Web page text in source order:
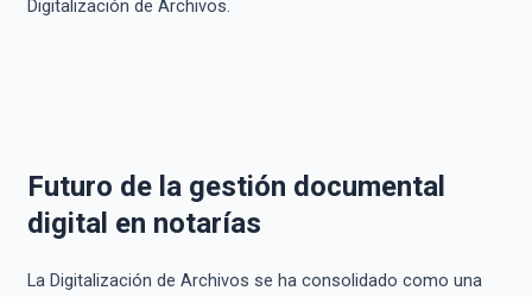
Digitalización de Archivos.
Futuro de la gestión documental
digital en notarías
La Digitalización de Archivos se ha consolidado como una